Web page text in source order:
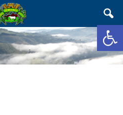
Abrir